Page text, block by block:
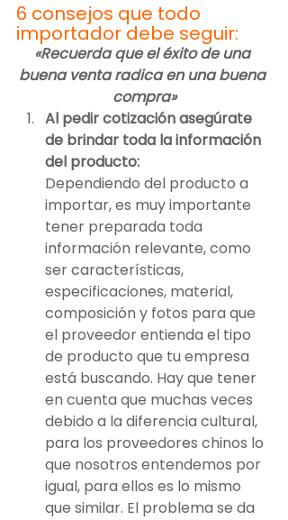
6 consejos que todo
importador debe seguir:
«Recuerda que el éxito de una
buena venta radica en una buena
compra»
Al pedir cotización asegúrate
de brindar toda la información
del producto:
Dependiendo del producto a
importar, es muy importante
tener preparada toda
información relevante, como
ser características,
especificaciones, material,
composición y fotos para que
el proveedor entienda el tipo
de producto que tu empresa
está buscando. Hay que tener
en cuenta que muchas veces
debido a la diferencia cultural,
para los proveedores chinos lo
que nosotros entendemos por
igual, para ellos es lo mismo
que similar. El problema se da